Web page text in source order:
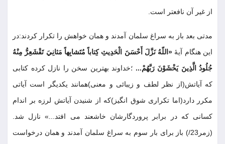
از غير آن نافعتر است
مدتى بعد باز به سراغ سلمان آمدند و همان خواهش را تكرار كردند:در
اين هنگام آيۀ «اللّهُ نَزَّلَ أَحْسَنَ الْحَدِيثِ كِتاباً مُتَشابِهاً مَثانِيَ تَقْشَعِرُّ مِنْهُ
جُلُودُ الَّذِينَ يَخْشَوْنَ رَبَّهُمْ... ؛خداوند بهترين سخن را نازل كرده كتابى
كه آياتش(از نظر لطف و زيبائى و معنى)همانند يكديگر است آياتى
مكرر دارد(اما تكرارى شوق انگيز)كه از شنيدن آياتش لرزه بر اندام
كسانى كه در برابر پروردگارشان خاشعند مى افتد...» نازل شد.
(زمر23/) باز براى بار سوم به سراغ سلمان آمدند و همان درخواست